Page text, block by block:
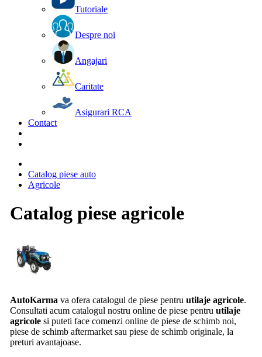
Tutoriale
Despre noi
Angajari
Caritate
Asigurari RCA
Contact
Catalog piese auto
Agricole
Catalog piese agricole
AutoKarma va ofera catalogul de piese pentru utilaje agricole.
Consultati acum catalogul nostru online de piese pentru utilaje
agricole si puteti face comenzi online de piese de schimb noi,
piese de schimb aftermarket sau piese de schimb originale, la
preturi avantajoase.